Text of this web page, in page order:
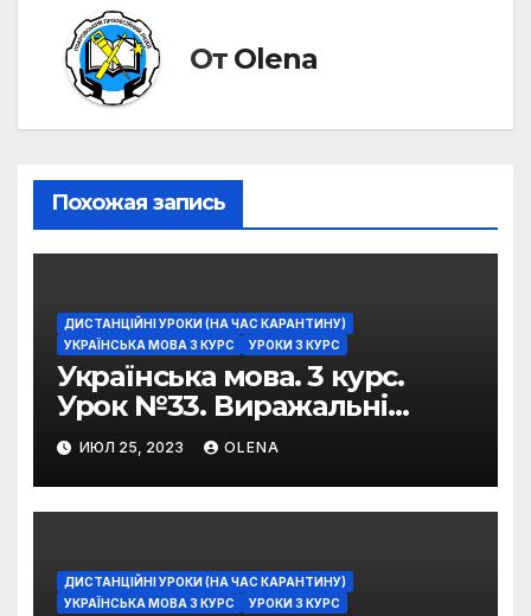
От Olena
Похожая запись
ДИСТАНЦІЙНІ УРОКИ (НА ЧАС КАРАНТИНУ)
УКРАЇНСЬКА МОВА 3 КУРС
УРОКИ 3 КУРС
Українська мова. 3 курс.
Урок №33. Виражальні
можливості фразеологізмів
ИЮЛ 25, 2023 OLENA
ДИСТАНЦІЙНІ УРОКИ (НА ЧАС КАРАНТИНУ)
УКРАЇНСЬКА МОВА 3 КУРС
УРОКИ 3 КУРС